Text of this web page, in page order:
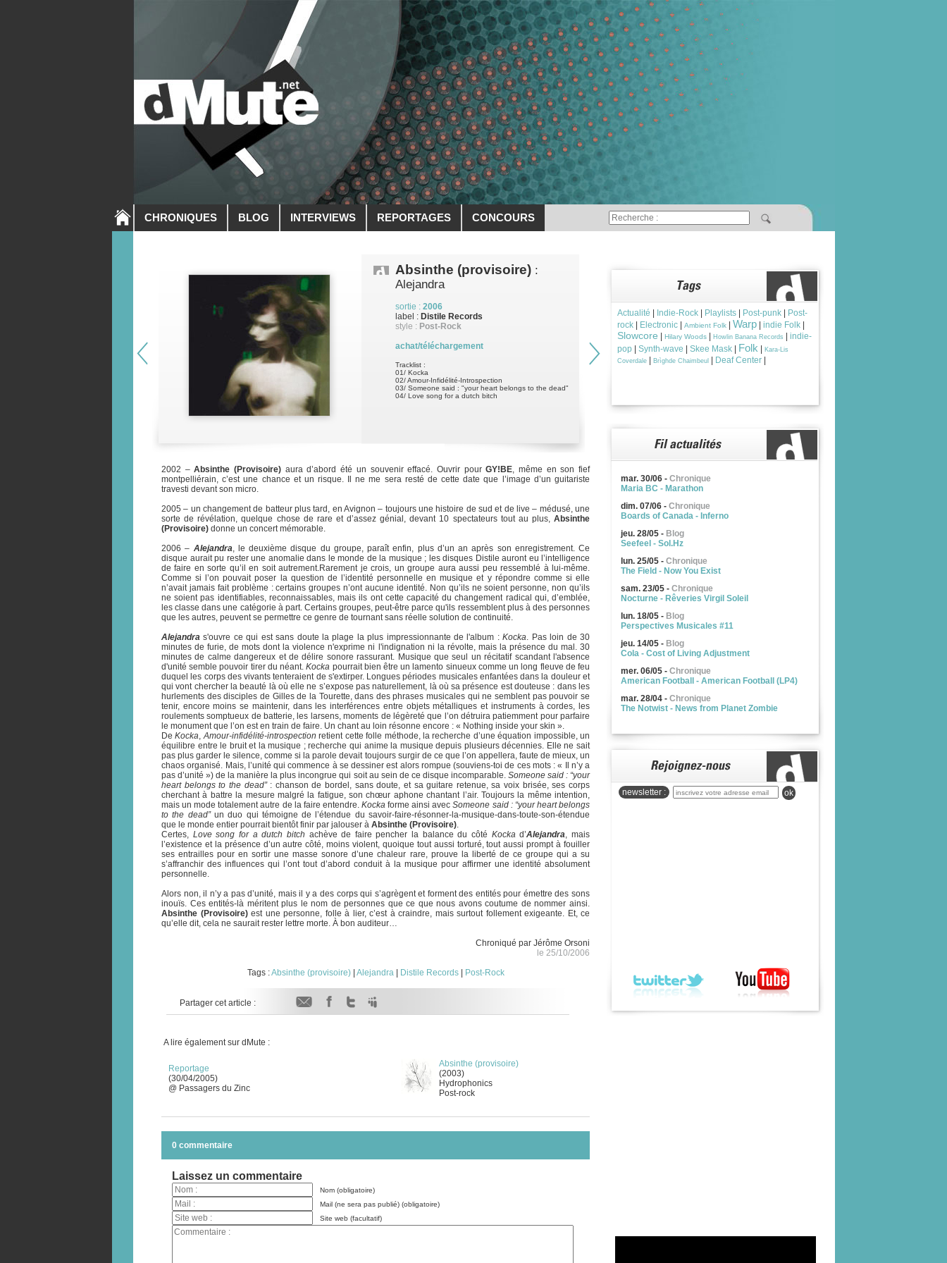
CHRONIQUES BLOG INTERVIEWS REPORTAGES CONCOURS
Absinthe (provisoire) :
Alejandra
sortie : 2006
label : Distile Records
style : Post-Rock
achat/téléchargement
Tracklist :
01/ Kocka
02/ Amour-Infidélité-Introspection
03/ Someone said : "your heart belongs to the dead"
04/ Love song for a dutch bitch
2002 –Absinthe (Provisoire) aura d’abord été un souvenir effacé. Ouvrir pourGY!BE, même en son fief
montpelliérain, c’est une chance et un risque. Il ne me sera resté de cette date que l’image d’un guitariste
travesti devant son micro.
2005 – un changement de batteur plus tard, en Avignon – toujours une histoire de sud et de live – médusé, une
sorte de révélation, quelque chose de rare et d’assez génial, devant 10 spectateurs tout au plus, Absinthe
(Provisoire) donne un concert mémorable.
2006 – Alejandra, le deuxième disque du groupe, paraît enfin, plus d’un an après son enregistrement. Ce
disque aurait pu rester une anomalie dans le monde de la musique ; les disques Distile auront eu l’intelligence
de faire en sorte qu’il en soit autrement.Rarement je crois, un groupe aura aussi peu ressemblé à lui-même.
Comme si l’on pouvait poser la question de l’identité personnelle en musique et y répondre comme si elle
n’avait jamais fait problème : certains groupes n’ont aucune identité. Non qu’ils ne soient personne, non qu’ils
ne soient pas identifiables, reconnaissables, mais ils ont cette capacité du changement radical qui, d’emblée,
les classe dans une catégorie à part. Certains groupes, peut-être parce qu'ils ressemblent plus à des personnes
que les autres, peuvent se permettre ce genre de tournant sans réelle solution de continuité.
Alejandra s'ouvre ce qui est sans doute la plage la plus impressionnante de l'album :Kocka. Pas loin de 30
minutes de furie, de mots dont la violence n'exprime ni l'indignation ni la révolte, mais la présence du mal. 30
minutes de calme dangereux et de délire sonore rassurant. Musique que seul un récitatif scandant l'absence
d'unité semble pouvoir tirer du néant.Kocka pourrait bien être un lamento sinueux comme un long fleuve de feu
duquel les corps des vivants tenteraient de s'extirper. Longues périodes musicales enfantées dans la douleur et
qui vont chercher la beauté là où elle ne s’expose pas naturellement, là où sa présence est douteuse : dans les
hurlements des disciples de Gilles de la Tourette, dans des phrases musicales qui ne semblent pas pouvoir se
tenir, encore moins se maintenir, dans les interférences entre objets métalliques et instruments à cordes, les
roulements somptueux de batterie, les larsens, moments de légèreté que l’on détruira patiemment pour parfaire
le monument que l’on est en train de faire. Un chant au loin résonne encore : « Nothing inside your skin ».
DeKocka,Amour-infidélité-introspection retient cette folle méthode, la recherche d’une équation impossible, un
équilibre entre le bruit et la musique ; recherche qui anime la musique depuis plusieurs décennies. Elle ne sait
pas plus garder le silence, comme si la parole devait toujours surgir de ce que l’on appellera, faute de mieux, un
chaos organisé. Mais, l’unité qui commence à se dessiner est alors rompue (souviens-toi de ces mots : « Il n’y a
pas d’unité ») de la manière la plus incongrue qui soit au sein de ce disque incomparable. Someone said : “your
heart belongs to the dead”: chanson de bordel, sans doute, et sa guitare retenue, sa voix brisée, ses corps
cherchant à battre la mesure malgré la fatigue, son chœur aphone chantant l’air. Toujours la même intention,
mais un mode totalement autre de la faire entendre. Kocka forme ainsi avecSomeone said : “your heart belongs
to the dead”un duo qui témoigne de l’étendue du savoir-faire-résonner-la-musique-dans-toute-son-étendue
que le monde entier pourrait bientôt finir par jalouser à Absinthe (Provisoire).
Certes, Love song for a dutch bitch achève de faire pencher la balance du côté Kockad’Alejandra, mais
l’existence et la présence d’un autre côté, moins violent, quoique tout aussi torturé, tout aussi prompt à fouiller
ses entrailles pour en sortir une masse sonore d’une chaleur rare, prouve la liberté de ce groupe qui a su
s’affranchir des influences qui l’ont tout d’abord conduit à la musique pour affirmer une identité absolument
personnelle.
Alors non, il n’y a pas d’unité, mais il y a des corps qui s’agrègent et forment des entités pour émettre des sons
inouïs. Ces entités-là méritent plus le nom de personnes que ce que nous avons coutume de nommer ainsi.
Absinthe (Provisoire)est une personne, folle à lier, c’est à craindre, mais surtout follement exigeante. Et, ce
qu’elle dit, cela ne saurait rester lettre morte. À bon auditeur…
Chroniqué par Jérôme Orsoni
le 25/10/2006
Tags :Absinthe (provisoire)| Alejandra| Distile Records| Post-Rock
Partager cet article :
A lire également sur dMute :
Reportage
(30/04/2005)
@ Passagers du Zinc
Absinthe (provisoire)
(2003)
Hydrophonics
Post-rock
0 commentaire
Laissez un commentaire
Nom (obligatoire)
Mail (ne sera pas publié) (obligatoire)
Site web (facultatif)
Actualité Indie-Rock Playlists Post-punk
Post-
rock
Electronic Ambient Folk Warp indie Folk
Slowcore Hilary Woods Howlin Banana Records
indie-
pop
Synth-wave Skee Mask Folk
Kara-Lis
Coverdale
Brìghde Chaimbeul Deaf Center
mar. 30/06 - Chronique
Maria BC - Marathon
dim. 07/06 - Chronique
Boards of Canada - Inferno
jeu. 28/05 - Blog
Seefeel - Sol.Hz
lun. 25/05 - Chronique
The Field - Now You Exist
sam. 23/05 - Chronique
Nocturne - Rêveries Virgil Soleil
lun. 18/05 - Blog
Perspectives Musicales #11
jeu. 14/05 - Blog
Cola - Cost of Living Adjustment
mer. 06/05 - Chronique
American Football - American Football (LP4)
mar. 28/04 - Chronique
The Notwist - News from Planet Zombie
newsletter : ok